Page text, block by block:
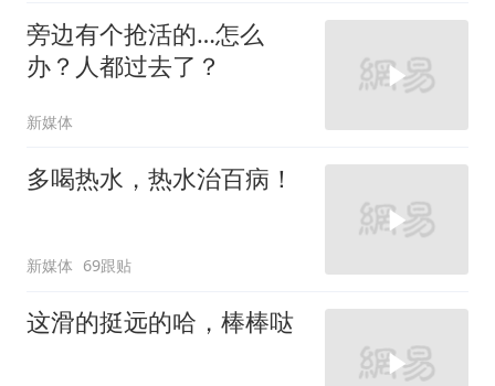
旁边有个抢活的…怎么
办？人都过去了？
新媒体
多喝热水，热水治百病！
新媒体 69跟贴
这滑的挺远的哈，棒棒哒